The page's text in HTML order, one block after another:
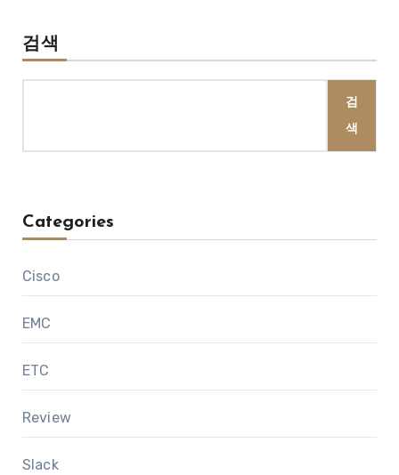
검색
검
색
Categories
Cisco
EMC
ETC
Review
Slack